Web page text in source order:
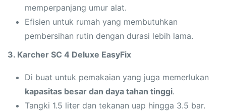
memperpanjang umur alat.
Efisien untuk rumah yang membutuhkan
pembersihan rutin dengan durasi lebih lama.
3. Karcher SC 4 Deluxe EasyFix
Di buat untuk pemakaian yang juga memerlukan
kapasitas besar dan daya tahan tinggi.
Tangki 1.5 liter dan tekanan uap hingga 3.5 bar.